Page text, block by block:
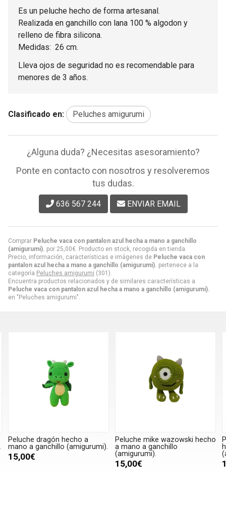
Comprar Peluche vaca con pantalon azul hecha a mano a ganchillo
(amigurumi). por 25,00€ . Producto en stock, recogida en tienda.
Precio, información, características e imágenes de Peluche vaca con
pantalon azul hecha a mano a ganchillo (amigurumi). pertenece a la
categoría Peluches amigurumi (301).
Encuentra productos relacionados y de similares características a
Peluche vaca con pantalon azul hecha a mano a ganchillo (amigurumi).
en "Peluches amigurumi".
Es un peluche hecho de forma artesanal.
Realizada en ganchillo con lana 100 % algodon y
relleno de fibra silicona.
Medidas: 26 cm.
Lleva ojos de seguridad no es recomendable para
menores de 3 años.
Clasificado en: Peluches amigurumi
¿Alguna duda? ¿Necesitas asesoramiento?
Ponte en contacto con nosotros y resolveremos
tus dudas.
636 567 244 ENVIAR EMAIL
Peluche mike wazowski hecho
a mano a ganchillo
(amigurumi).
15,00€
Peluche piglet winnie pooh
hecho a mano a ganchillo
(amigurumi).
15,00€